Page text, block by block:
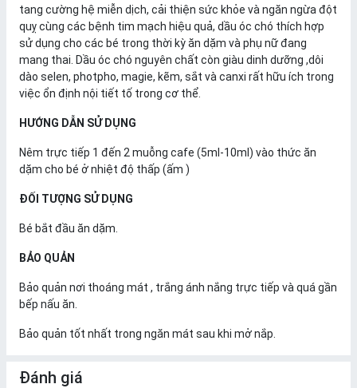
tang cường hệ miễn dịch, cải thiện sức khỏe và ngăn ngừa đột
quỵ cùng các bệnh tim mạch hiệu quả, dầu óc chó thích hợp
sử dụng cho các bé trong thời kỳ ăn dặm và phụ nữ đang
mang thai. Dầu óc chó nguyên chất còn giàu dinh dưỡng ,dôi
dào selen, photpho, magie, kẽm, sắt và canxi rất hữu ích trong
việc ổn định nội tiết tố trong cơ thể.
HƯỚNG DẪN SỬ DỤNG
Nêm trực tiếp 1 đến 2 muỗng cafe (5ml-10ml) vào thức ăn
dặm cho bé ở nhiệt độ thấp (ấm )
ĐỐI TƯỢNG SỬ DỤNG
Bé bắt đầu ăn dặm.
BẢO QUẢN
Bảo quản nơi thoáng mát , trắng ánh nắng trực tiếp và quá gần
bếp nấu ăn.
Bảo quản tốt nhất trong ngăn mát sau khi mở nắp.
Đánh giá